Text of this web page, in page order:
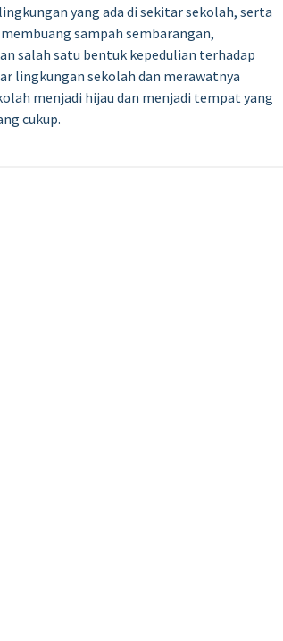
yang ada di sekitar sekolah, serta
sampah sembarangan,
salah satu bentuk kepedulian terhadap
lingkungan sekolah dan merawatnya
menjadi hijau dan menjadi tempat yang
cukup.